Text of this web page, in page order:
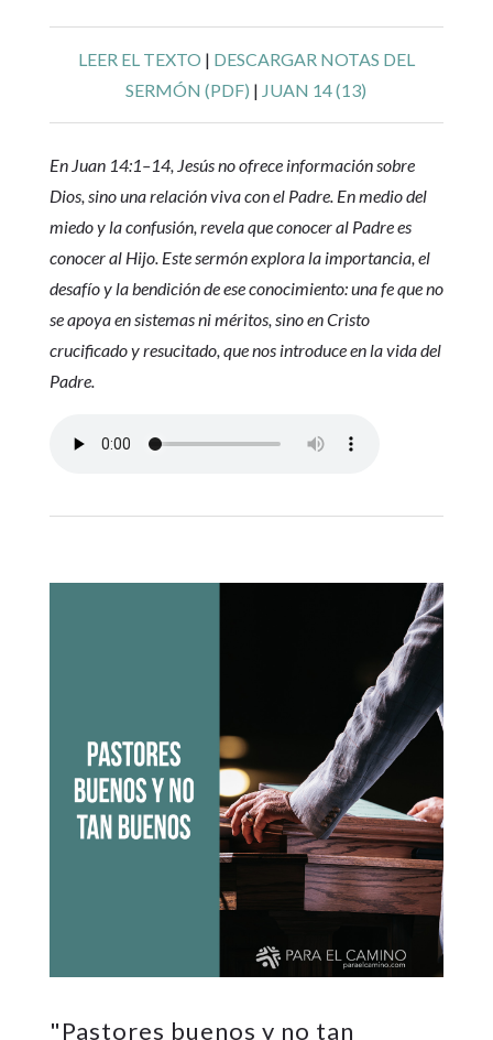
LEER EL TEXTO | DESCARGAR NOTAS DEL
SERMÓN (PDF) | JUAN 14 (13)
En Juan 14:1–14, Jesús no ofrece información sobre
Dios, sino una relación viva con el Padre. En medio del
miedo y la confusión, revela que conocer al Padre es
conocer al Hijo. Este sermón explora la importancia, el
desafío y la bendición de ese conocimiento: una fe que no
se apoya en sistemas ni méritos, sino en Cristo
crucificado y resucitado, que nos introduce en la vida del
Padre.
"Pastores buenos y no tan